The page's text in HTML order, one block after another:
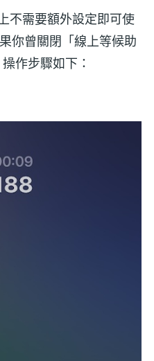
不需要額外設定即可使
你曾關閉「線上等候助
作步驟如下：